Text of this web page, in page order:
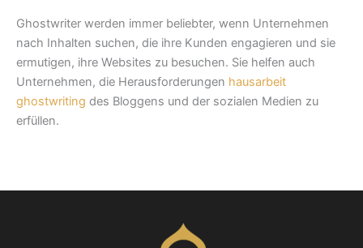
Ghostwriter werden immer beliebter, wenn Unternehmen
nach Inhalten suchen, die ihre Kunden engagieren und sie
ermutigen, ihre Websites zu besuchen. Sie helfen auch
Unternehmen, die Herausforderungen hausarbeit
ghostwriting des Bloggens und der sozialen Medien zu
erfüllen.